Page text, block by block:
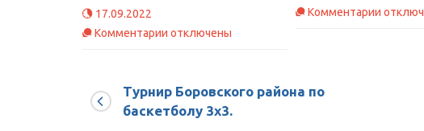
17.09.2022
Комментарии к
ГОРОДЕ
КАЛУГА
отключены
Комментарии к
Турнир Боровского района по
баскетболу 3х3.